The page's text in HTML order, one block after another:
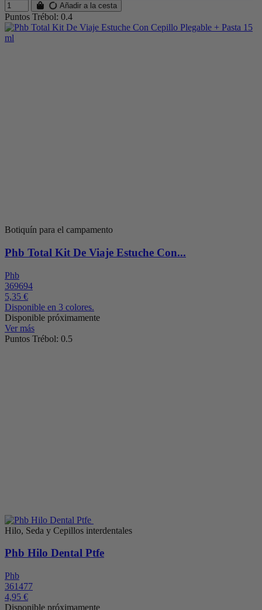
Añadir a la cesta
Puntos Trébol: 0.4
Botiquín para el campamento
Phb Total Kit De Viaje Estuche Con...
Phb
369694
5,35 €
Disponible en 3 colores.
Disponible próximamente
Ver más
Puntos Trébol: 0.5
Hilo, Seda y Cepillos interdentales
Phb Hilo Dental Ptfe
Phb
361477
4,95 €
Disponible próximamente